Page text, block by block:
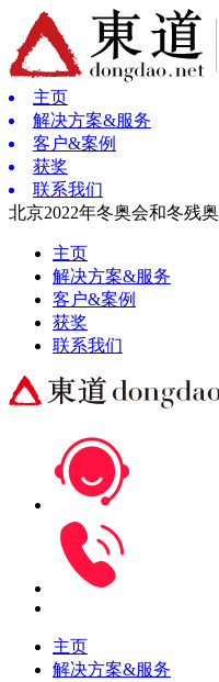
主页
解决方案&服务
客户&案例
获奖
联系我们
北京2022年冬奥会和冬残
主页
解决方案&服务
客户&案例
获奖
联系我们
主页
解决方案&服务